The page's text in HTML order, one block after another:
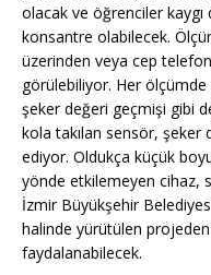
olacak ve öğrenciler
konsantre olabilecek.
üzerinden veya cep
görülebiliyor. Her
şeker değeri geçmişi gibi
kola takılan sensör,
ediyor. Oldukça küçük
yönde etkilemeyen cihaz,
İzmir Büyükşehir
halinde yürütülen
faydalanabilecek.